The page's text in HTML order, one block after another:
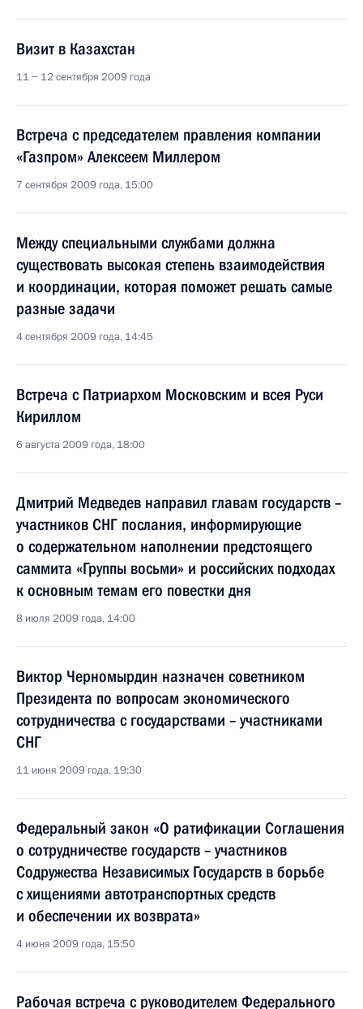
Визит в Казахстан
11 − 12 сентября 2009 года
Встреча с председателем правления компании
«Газпром» Алексеем Миллером
7 сентября 2009 года, 15:00
Между специальными службами должна
существовать высокая степень взаимодействия
и координации, которая поможет решать самые
разные задачи
4 сентября 2009 года, 14:45
Встреча с Патриархом Московским и всея Руси
Кириллом
6 августа 2009 года, 18:00
Дмитрий Медведев направил главам государств –
участников СНГ послания, информирующие
о содержательном наполнении предстоящего
саммита «Группы восьми» и российских подходах
к основным темам его повестки дня
8 июля 2009 года, 14:00
Виктор Черномырдин назначен советником
Президента по вопросам экономического
сотрудничества с государствами – участниками
СНГ
11 июня 2009 года, 19:30
Федеральный закон «О ратификации Соглашения
о сотрудничестве государств – участников
Содружества Независимых Государств в борьбе
с хищениями автотранспортных средств
и обеспечении их возврата»
4 июня 2009 года, 15:50
Рабочая встреча с руководителем Федерального